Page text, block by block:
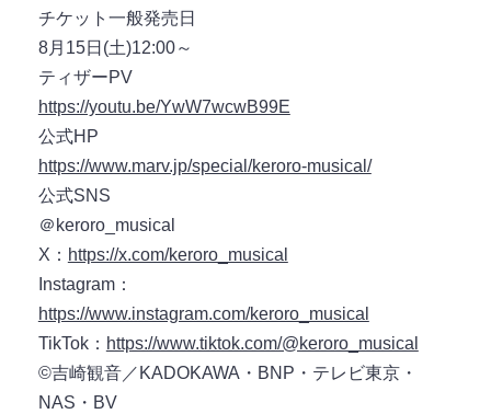
チケット一般発売日
8月15日(土)12:00～
ティザーPV
https://youtu.be/YwW7wcwB99E
公式HP
https://www.marv.jp/special/keroro-musical/
公式SNS
＠keroro_musical
X： https://x.com/keroro_musical
Instagram：
https://www.instagram.com/keroro_musical
TikTok： https://www.tiktok.com/@keroro_musical
©吉崎観音／KADOKAWA・BNP・テレビ東京・
NAS・BV